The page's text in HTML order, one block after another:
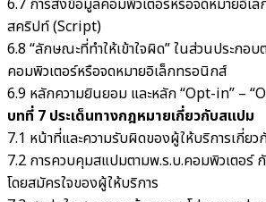
6.7 การส่งข้อมูลคอมพิวเตอร์หรือจดหมายอิเ
สคริปท์ (Script)
6.8 “ลักษณะที่ทำให้เข้าใจผิด” ในส่วนประกอ
คอมพิวเตอร์หรือจดหมายอิเล็กทรอนิกส์
6.9 หลักความยินยอม และหลัก “Opt-in” –
บทที่ 7 ประเด็นทางกฎหมายเกี่ยวกับสแปม
7.1 หน้าที่และความรับผิดของผู้ให้บริการเกี่ย
7.2 การควบคุมสแปมตามพ.ร.บ.คอมพิวเตอร์
โดยสมัครใจของผู้ให้บริการ